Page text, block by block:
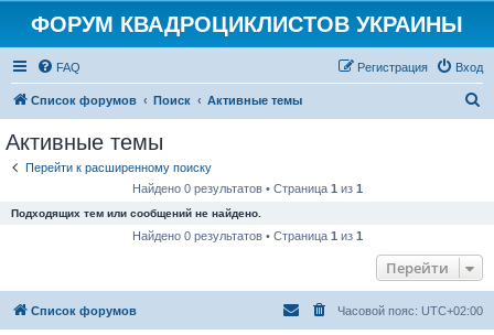
ФОРУМ КВАДРОЦИКЛИСТОВ УКРАИНЫ
FAQ Вход
Регистрация
Список форумов Поиск Активные темы
Активные темы
Перейти к расширенному поиску
Найдено 0 результатов • Страница 1 из 1
Подходящих тем или сообщений не найдено.
Найдено 0 результатов • Страница 1 из 1
Перейти
Список форумов Часовой пояс: UTC+02:00